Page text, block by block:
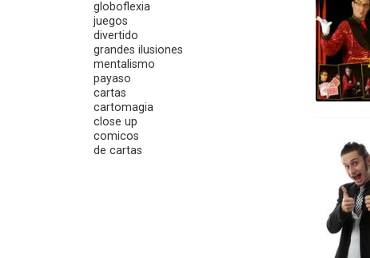
globoflexia
juegos
divertido
grandes ilusiones
mentalismo
payaso
cartas
cartomagia
close up
comicos
de cartas